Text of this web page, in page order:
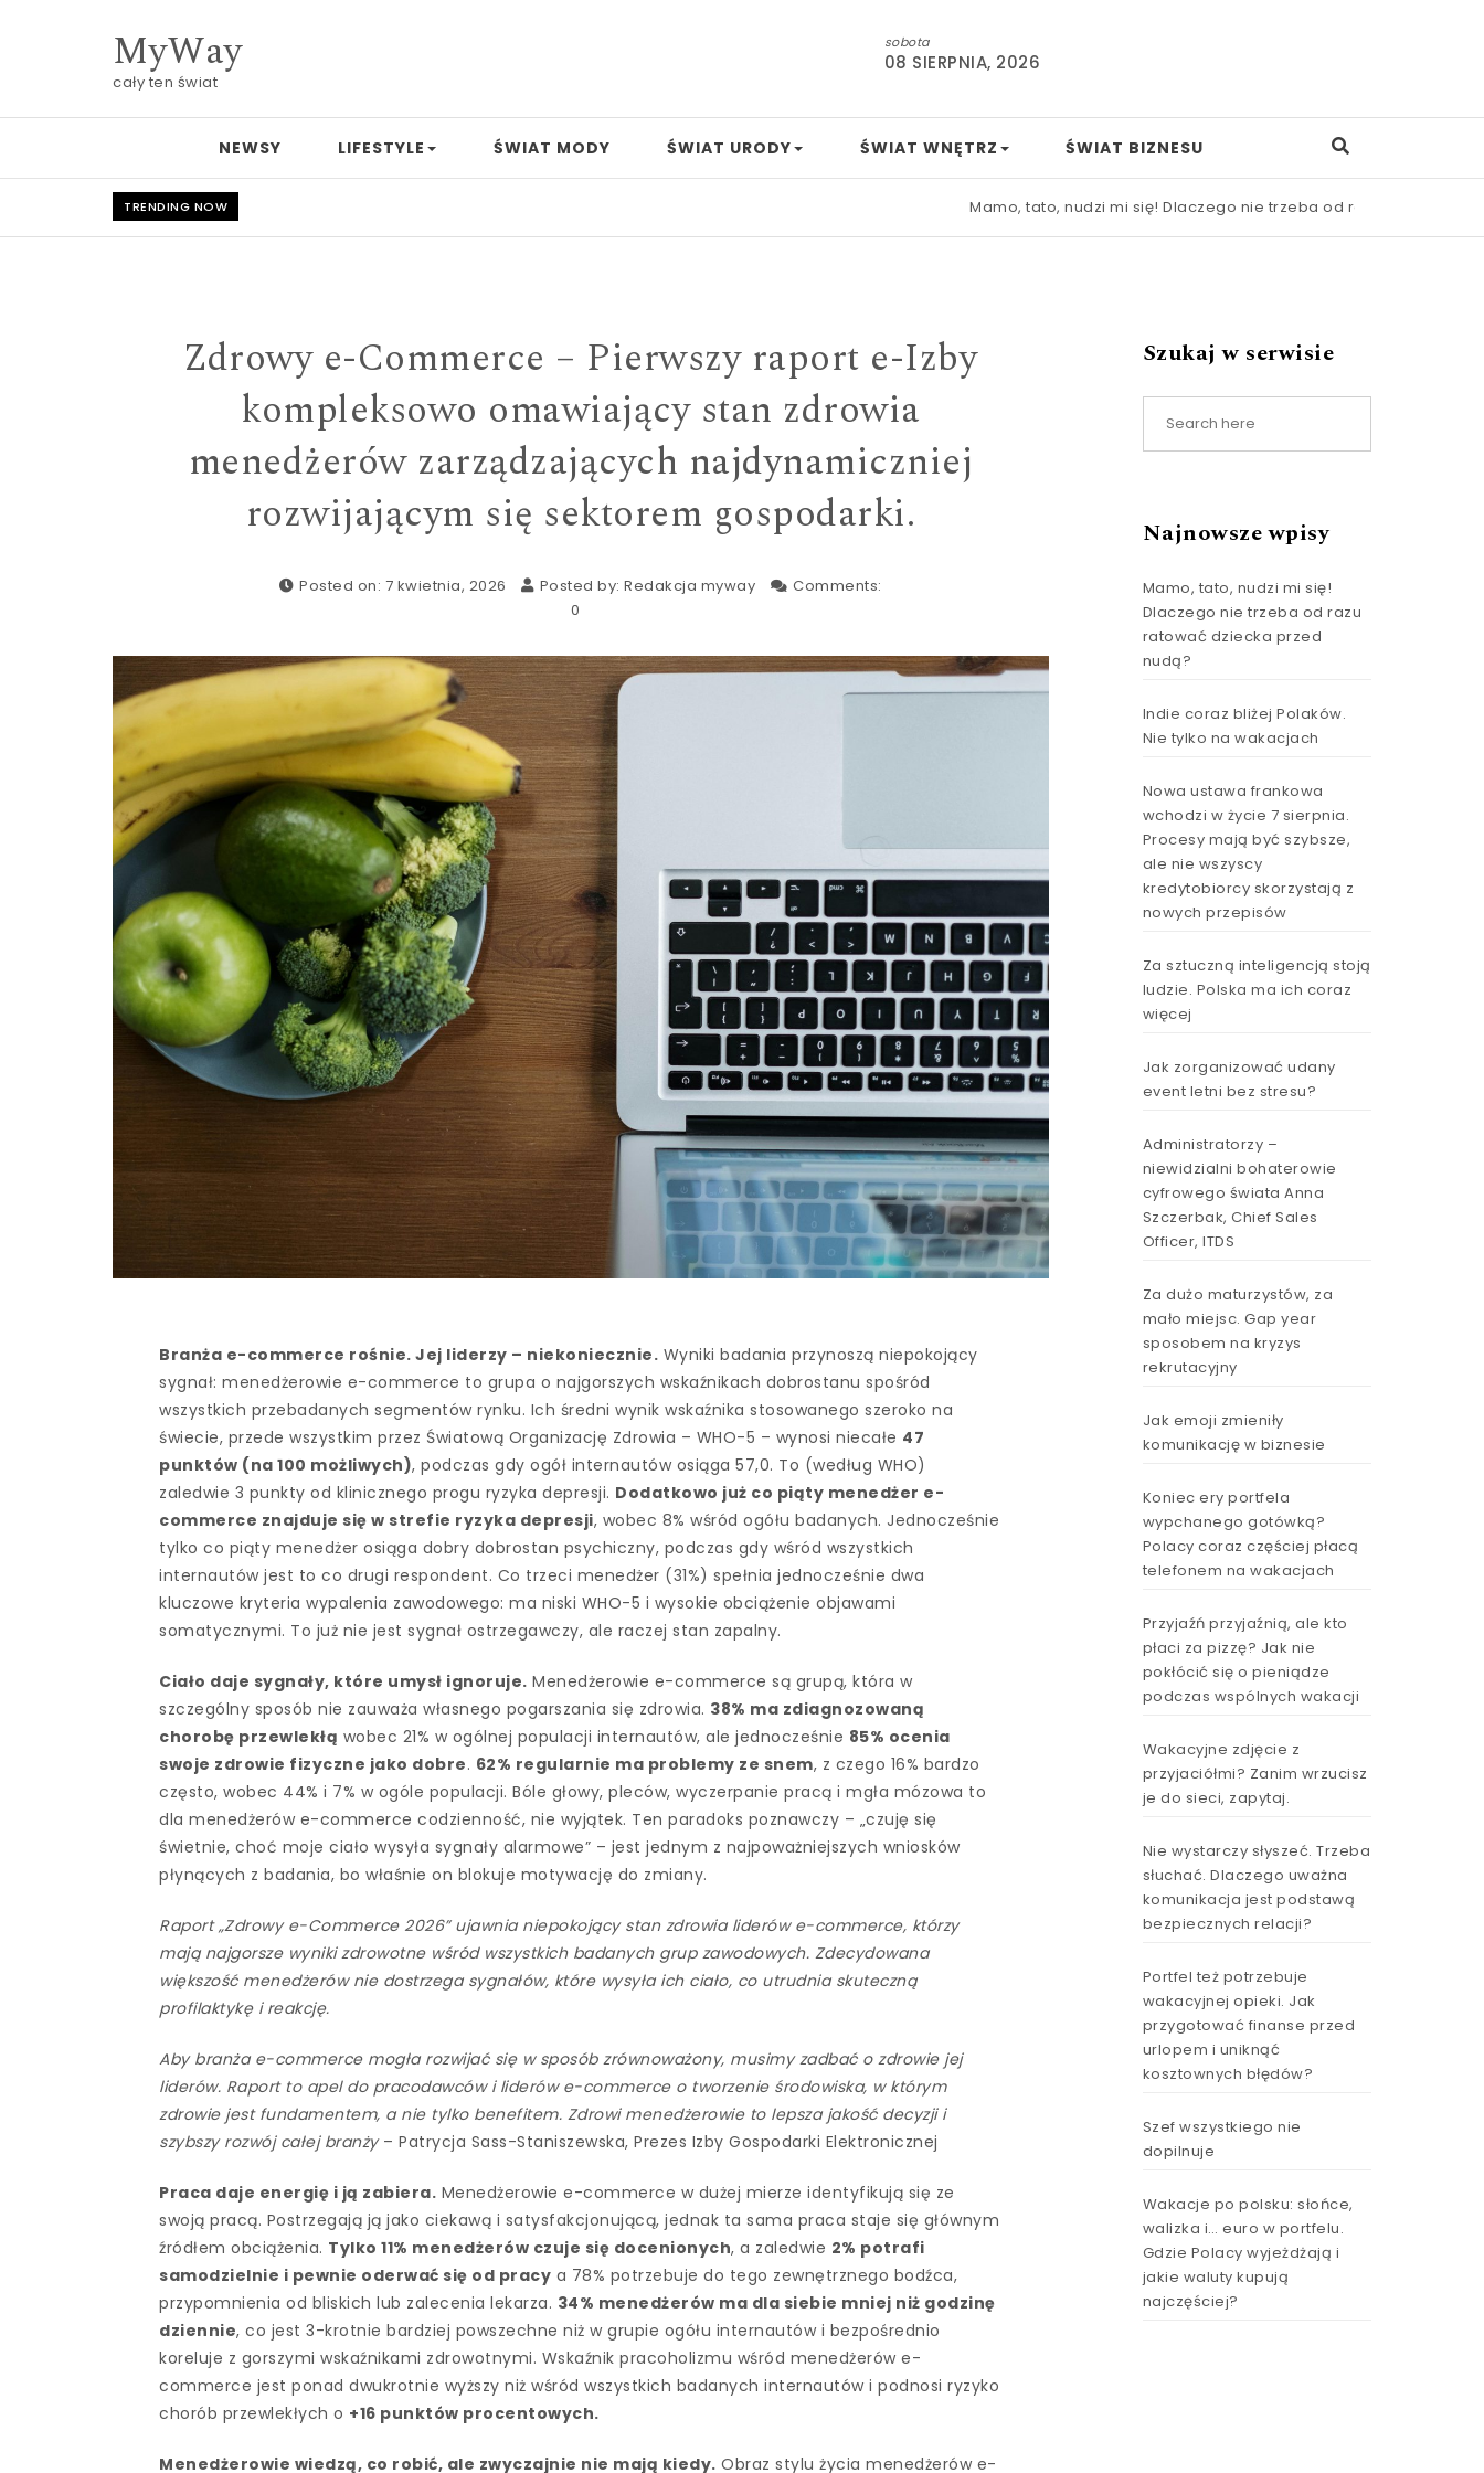
MyWay
cały ten świat
sobota
08 SIERPNIA, 2026
NEWSY LIFESTYLE ŚWIAT MODY ŚWIAT URODY ŚWIAT WNĘTRZ ŚWIAT BIZNESU
TRENDING NOW Mamo, tato, nudzi mi się! Dlaczego nie trzeba od razu ratować dziecka przed
Zdrowy e-Commerce – Pierwszy raport e-Izby
kompleksowo omawiający stan zdrowia
menedżerów zarządzających najdynamiczniej
rozwijającym się sektorem gospodarki.
Posted on: 7 kwietnia, 2026 Posted by:Redakcja myway
Comments:
0
Branża e-commerce rośnie. Jej liderzy – niekoniecznie. Wyniki badania przynoszą niepokojący
sygnał: menedżerowie e-commerce to grupa o najgorszych wskaźnikach dobrostanu spośród
wszystkich przebadanych segmentów rynku. Ich średni wynik wskaźnika stosowanego szeroko na
świecie, przede wszystkim przez Światową Organizację Zdrowia – WHO-5 – wynosi niecałe 47
punktów (na 100 możliwych), podczas gdy ogół internautów osiąga 57,0. To (według WHO)
zaledwie 3 punkty od klinicznego progu ryzyka depresji. Dodatkowo już co piąty menedżer e-
commerce znajduje się w strefie ryzyka depresji, wobec 8% wśród ogółu badanych. Jednocześnie
tylko co piąty menedżer osiąga dobry dobrostan psychiczny, podczas gdy wśród wszystkich
internautów jest to co drugi respondent. Co trzeci menedżer (31%) spełnia jednocześnie dwa
kluczowe kryteria wypalenia zawodowego: ma niski WHO-5 i wysokie obciążenie objawami
somatycznymi. To już nie jest sygnał ostrzegawczy, ale raczej stan zapalny.
Ciało daje sygnały, które umysł ignoruje. Menedżerowie e-commerce są grupą, która w
szczególny sposób nie zauważa własnego pogarszania się zdrowia. 38% ma zdiagnozowaną
chorobę przewlekłą wobec 21% w ogólnej populacji internautów, ale jednocześnie 85% ocenia
swoje zdrowie fizyczne jako dobre. 62% regularnie ma problemy ze snem, z czego 16% bardzo
często, wobec 44% i 7% w ogóle populacji. Bóle głowy, pleców, wyczerpanie pracą i mgła mózowa to
dla menedżerów e-commerce codzienność, nie wyjątek. Ten paradoks poznawczy – „czuję się
świetnie, choć moje ciało wysyła sygnały alarmowe” – jest jednym z najpoważniejszych wniosków
płynących z badania, bo właśnie on blokuje motywację do zmiany.
Raport „Zdrowy e-Commerce 2026” ujawnia niepokojący stan zdrowia liderów e-commerce, którzy
mają najgorsze wyniki zdrowotne wśród wszystkich badanych grup zawodowych. Zdecydowana
większość menedżerów nie dostrzega sygnałów, które wysyła ich ciało, co utrudnia skuteczną
profilaktykę i reakcję.
Aby branża e-commerce mogła rozwijać się w sposób zrównoważony, musimy zadbać o zdrowie jej
liderów. Raport to apel do pracodawców i liderów e-commerce o tworzenie środowiska, w którym
zdrowie jest fundamentem, a nie tylko benefitem. Zdrowi menedżerowie to lepsza jakość decyzji i
szybszy rozwój całej branży – Patrycja Sass-Staniszewska, Prezes Izby Gospodarki Elektronicznej
Praca daje energię i ją zabiera. Menedżerowie e-commerce w dużej mierze identyfikują się ze
swoją pracą. Postrzegają ją jako ciekawą i satysfakcjonującą, jednak ta sama praca staje się głównym
źródłem obciążenia. Tylko 11% menedżerów czuje się docenionych, a zaledwie 2% potrafi
samodzielnie i pewnie oderwać się od pracy a 78% potrzebuje do tego zewnętrznego bodźca,
przypomnienia od bliskich lub zalecenia lekarza. 34% menedżerów ma dla siebie mniej niż godzinę
dziennie, co jest 3-krotnie bardziej powszechne niż w grupie ogółu internautów i bezpośrednio
koreluje z gorszymi wskaźnikami zdrowotnymi. Wskaźnik pracoholizmu wśród menedżerów e-
commerce jest ponad dwukrotnie wyższy niż wśród wszystkich badanych internautów i podnosi ryzyko
chorób przewlekłych o +16 punktów procentowych.
Menedżerowie wiedzą, co robić, ale zwyczajnie nie mają kiedy. Obraz stylu życia menedżerów e-
Szukaj w serwisie
Najnowsze wpisy
Mamo, tato, nudzi mi się!
Dlaczego nie trzeba od razu
ratować dziecka przed
nudą?
Indie coraz bliżej Polaków.
Nie tylko na wakacjach
Nowa ustawa frankowa
wchodzi w życie 7 sierpnia.
Procesy mają być szybsze,
ale nie wszyscy
kredytobiorcy skorzystają z
nowych przepisów
Za sztuczną inteligencją stoją
ludzie. Polska ma ich coraz
więcej
Jak zorganizować udany
event letni bez stresu?
Administratorzy –
niewidzialni bohaterowie
cyfrowego świata Anna
Szczerbak, Chief Sales
Officer, ITDS
Za dużo maturzystów, za
mało miejsc. Gap year
sposobem na kryzys
rekrutacyjny
Jak emoji zmieniły
komunikację w biznesie
Koniec ery portfela
wypchanego gotówką?
Polacy coraz częściej płacą
telefonem na wakacjach
Przyjaźń przyjaźnią, ale kto
płaci za pizzę? Jak nie
pokłócić się o pieniądze
podczas wspólnych wakacji
Wakacyjne zdjęcie z
przyjaciółmi? Zanim wrzucisz
je do sieci, zapytaj.
Nie wystarczy słyszeć. Trzeba
słuchać. Dlaczego uważna
komunikacja jest podstawą
bezpiecznych relacji?
Portfel też potrzebuje
wakacyjnej opieki. Jak
przygotować finanse przed
urlopem i uniknąć
kosztownych błędów?
Szef wszystkiego nie
dopilnuje
Wakacje po polsku: słońce,
walizka i… euro w portfelu.
Gdzie Polacy wyjeżdżają i
jakie waluty kupują
najczęściej?